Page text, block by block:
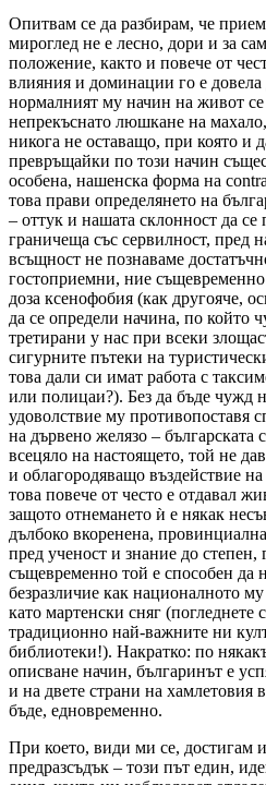
Опитвам се да разбирам, че
мироглед не е лесно, дори и за
положение, както и повече от
влияния и доминации го е довела
нормалният му начин на живот
непрекъснато люшкане на
никога не оставащо, при която и
превръщайки по този начин
особена, нашенска форма на
това прави определянето на
– оттук и нашата склонност да се
граничеща със сервилност, пред
всъщност не познаваме
гостоприемни, ние
доза ксенофобия (как другояче,
да се определи начина, по който
третирани у нас при всеки
сигурните пътеки на
това дали си имат работа с
или полицаи?). Без да бъде чужд
удоволствие му противопоставя
на дървено желязо – българската
всецяло на настоящето, той не
и облагородяващо въздействие
това повече от често е отдавал
защото отнемането ѝ е някак
дълбоко вкоренена,
пред ученост и знание до
същевременно той е способен да
безразличие как националното
като мартенски сняг (погледнете
традиционно най-важните ни
библиотеки!). Накратко: по
описване начин, българинът е
и на двете страни на хамлетовия
бъде, едновременно.
При което, види ми се, достигам
предразсъдък – този път един,